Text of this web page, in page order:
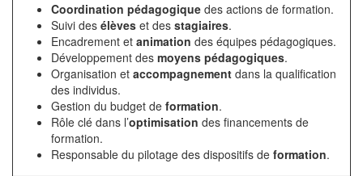
Coordination pédagogique des actions de formation.
Suivi des élèves et des stagiaires.
Encadrement et animation des équipes pédagogiques.
Développement des moyens pédagogiques.
Organisation et accompagnement dans la qualification
des individus.
Gestion du budget de formation.
Rôle clé dans l’optimisation des financements de
formation.
Responsable du pilotage des dispositifs de formation.